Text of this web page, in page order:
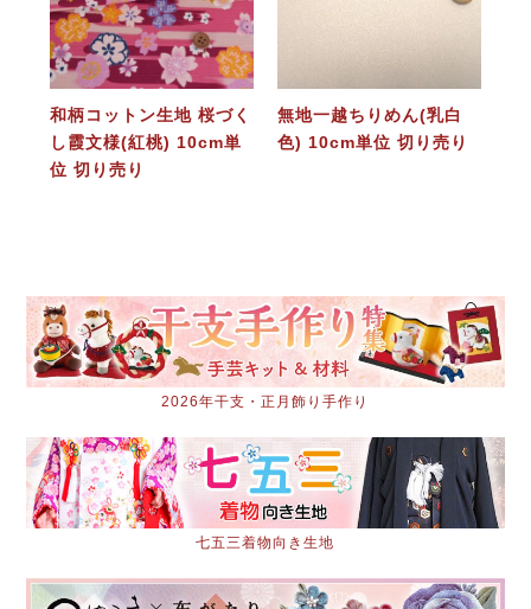
和柄コットン生地 桜づく
し霞文様(紅桃) 10cm単
位 切り売り
無地一越ちりめん(乳白
色) 10cm単位 切り売り
2026年干支・正月飾り手作り
七五三着物向き生地